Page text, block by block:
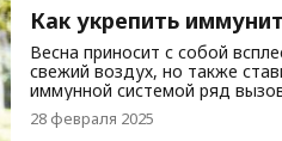
Как укрепить
Весна приносит с собой
свежий воздух, но также
иммунной системой ряд
переходный период от зимы к
может быть уязвимым из-за
28 февраля 2025